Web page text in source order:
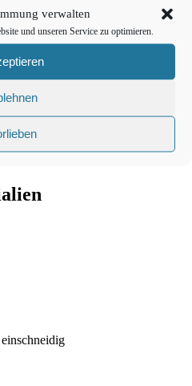
verwalten
und unseren Service zu optimieren.